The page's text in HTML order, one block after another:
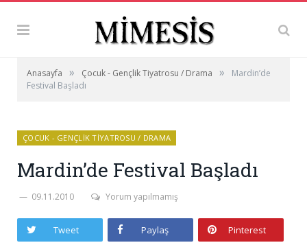
Anasayfa » Çocuk - Gençlik Tiyatrosu / Drama »
Mardin’de
Festival Başladı
ÇOCUK - GENÇLIK TIYATROSU / DRAMA
Mardin’de Festival Başladı
09.11.2010 Yorum yapılmamış
Tweet Paylaş Pinterest